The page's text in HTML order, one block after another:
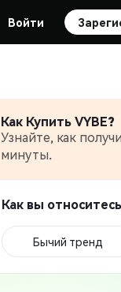
Войти
Как Купить VYBE?
Узнайте, как
минуты.
Как вы
Бычий тренд